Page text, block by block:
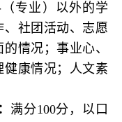
专业）以外的学
、社团活动、志愿
情况；事业心、
康情况；人文素
满分100分，以口